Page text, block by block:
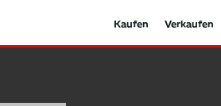
Kaufen Verkaufen